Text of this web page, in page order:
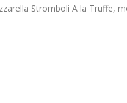
Stromboli A la Truffe,